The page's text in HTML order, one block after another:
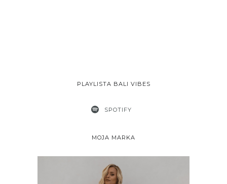
PLAYLISTA BALI VIBES
SPOTIFY
MOJA MARKA